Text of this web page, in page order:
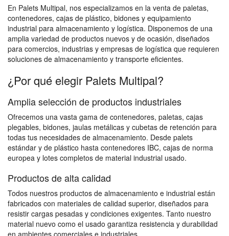
En Palets Multipal, nos especializamos en la venta de paletas,
contenedores, cajas de plástico, bidones y equipamiento
industrial para almacenamiento y logística. Disponemos de una
amplia variedad de productos nuevos y de ocasión, diseñados
para comercios, industrias y empresas de logística que requieren
soluciones de almacenamiento y transporte eficientes.
¿Por qué elegir Palets Multipal?
Amplia selección de productos industriales
Ofrecemos una vasta gama de contenedores, paletas, cajas
plegables, bidones, jaulas metálicas y cubetas de retención para
todas tus necesidades de almacenamiento. Desde palets
estándar y de plástico hasta contenedores IBC, cajas de norma
europea y lotes completos de material industrial usado.
Productos de alta calidad
Todos nuestros productos de almacenamiento e industrial están
fabricados con materiales de calidad superior, diseñados para
resistir cargas pesadas y condiciones exigentes. Tanto nuestro
material nuevo como el usado garantiza resistencia y durabilidad
en ambientes comerciales e industriales.